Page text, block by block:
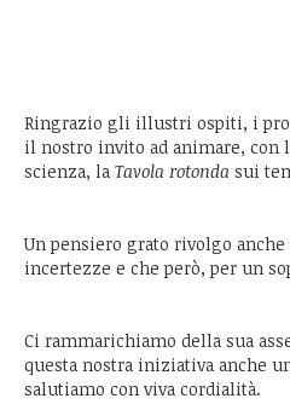
Ringrazio gli illustri ospiti, i
il nostro invito ad animare, con
scienza, la Tavola rotonda sui
Un pensiero grato rivolgo
incertezze e che però, per un
Ci rammarichiamo della sua
questa nostra iniziativa anche
salutiamo con viva cordialità.